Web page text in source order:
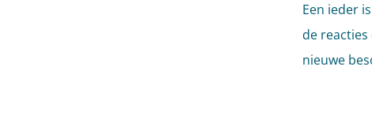
Een ieder
de reacties
nieuwe